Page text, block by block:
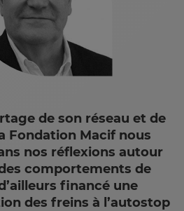
de son réseau et de
Fondation Macif nous
nos réflexions autour
comportements de
financé une
des freins à l’autostop